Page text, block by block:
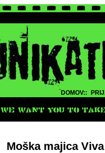
DOMOV::
WE WANT YOU TO
Moška majica